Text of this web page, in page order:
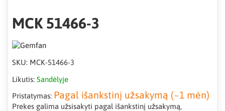
MCK 51466-3
SKU: MCK-51466-3
Likutis: Sandėlyje
Pristatymas: Pagal išankstinį užsakymą (~1 mėn)
Prekes galima užsisakyti pagal išankstinį užsakymą,